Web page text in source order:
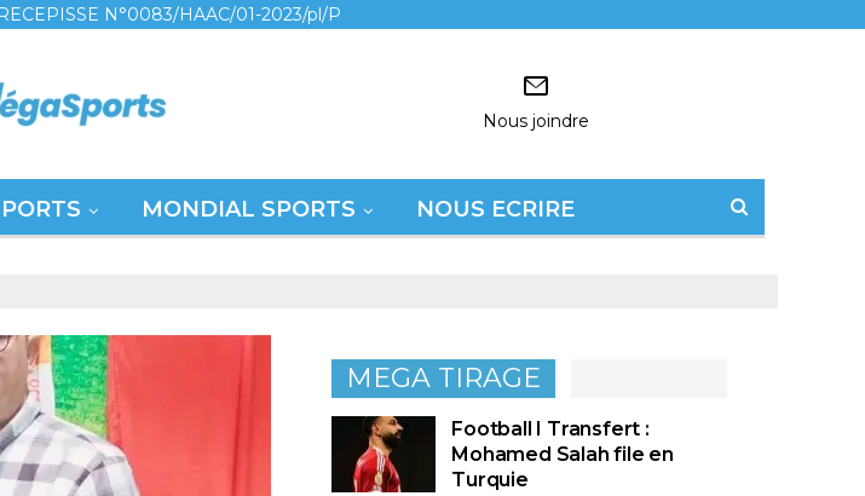
N°0083/HAAC/01-2023/pl/P
Nous joindre
MONDIAL SPORTS NOUS ECRIRE
MEGA TIRAGE
Football I Transfert :
Mohamed Salah file en
Turquie